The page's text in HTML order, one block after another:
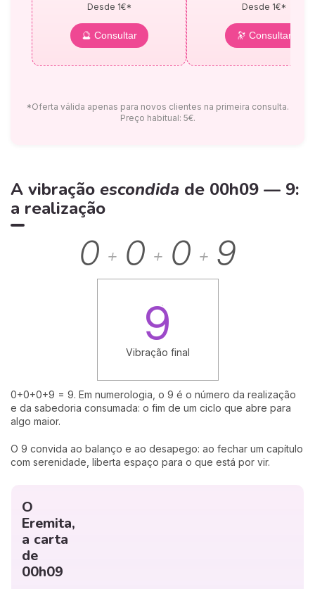
Desde 1€*
🔮 Consultar
Desde 1€*
🔭 Consultar
*Oferta válida apenas para novos clientes na primeira consulta.
Preço habitual: 5€.
A vibração escondida de 00h09 — 9:
a realização
0 + 0 + 0 + 9
9
Vibração final
0+0+0+9 = 9. Em numerologia, o 9 é o número da realização
e da sabedoria consumada: o fim de um ciclo que abre para
algo maior.
O 9 convida ao balanço e ao desapego: ao fechar um capítulo
com serenidade, liberta espaço para o que está por vir.
O
Eremita,
a carta
de
00h09